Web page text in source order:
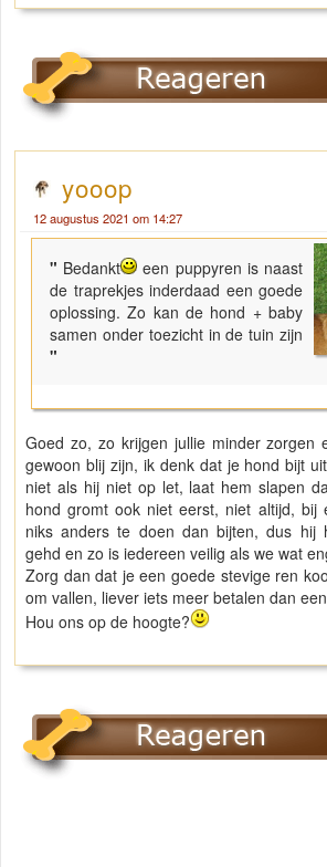
yooop
12 augustus 2021 om 14:27
" Bedankt
een puppyren is naast
de traprekjes inderdaad een goede
oplossing. Zo kan de hond + baby
samen onder toezicht in de tuin zijn
"
Goed zo, zo krijgen jullie minder zorgen
gewoon blij zijn, ik denk dat je hond bijt
niet als hij niet op let, laat hem slapen
hond gromt ook niet eerst, niet altijd, bij
niks anders te doen dan bijten, dus hij
gehd en zo is iedereen veilig als we wat
Zorg dan dat je een goede stevige ren
om vallen, liever iets meer betalen dan
Hou ons op de hoogte?